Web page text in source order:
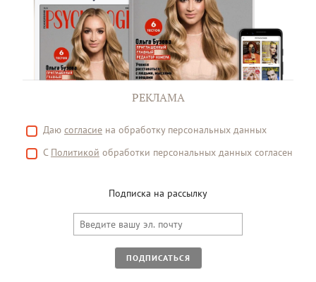
РЕКЛАМА
Даю согласие на обработку персональных данных
С Политикой обработки персональных данных согласен
Подписка на рассылку
ПОДПИСАТЬСЯ